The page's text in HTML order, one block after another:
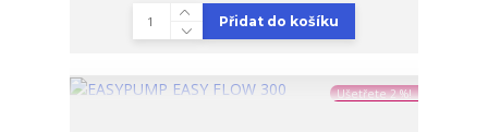
Přidat do košíku
Ušetřete 2 %!